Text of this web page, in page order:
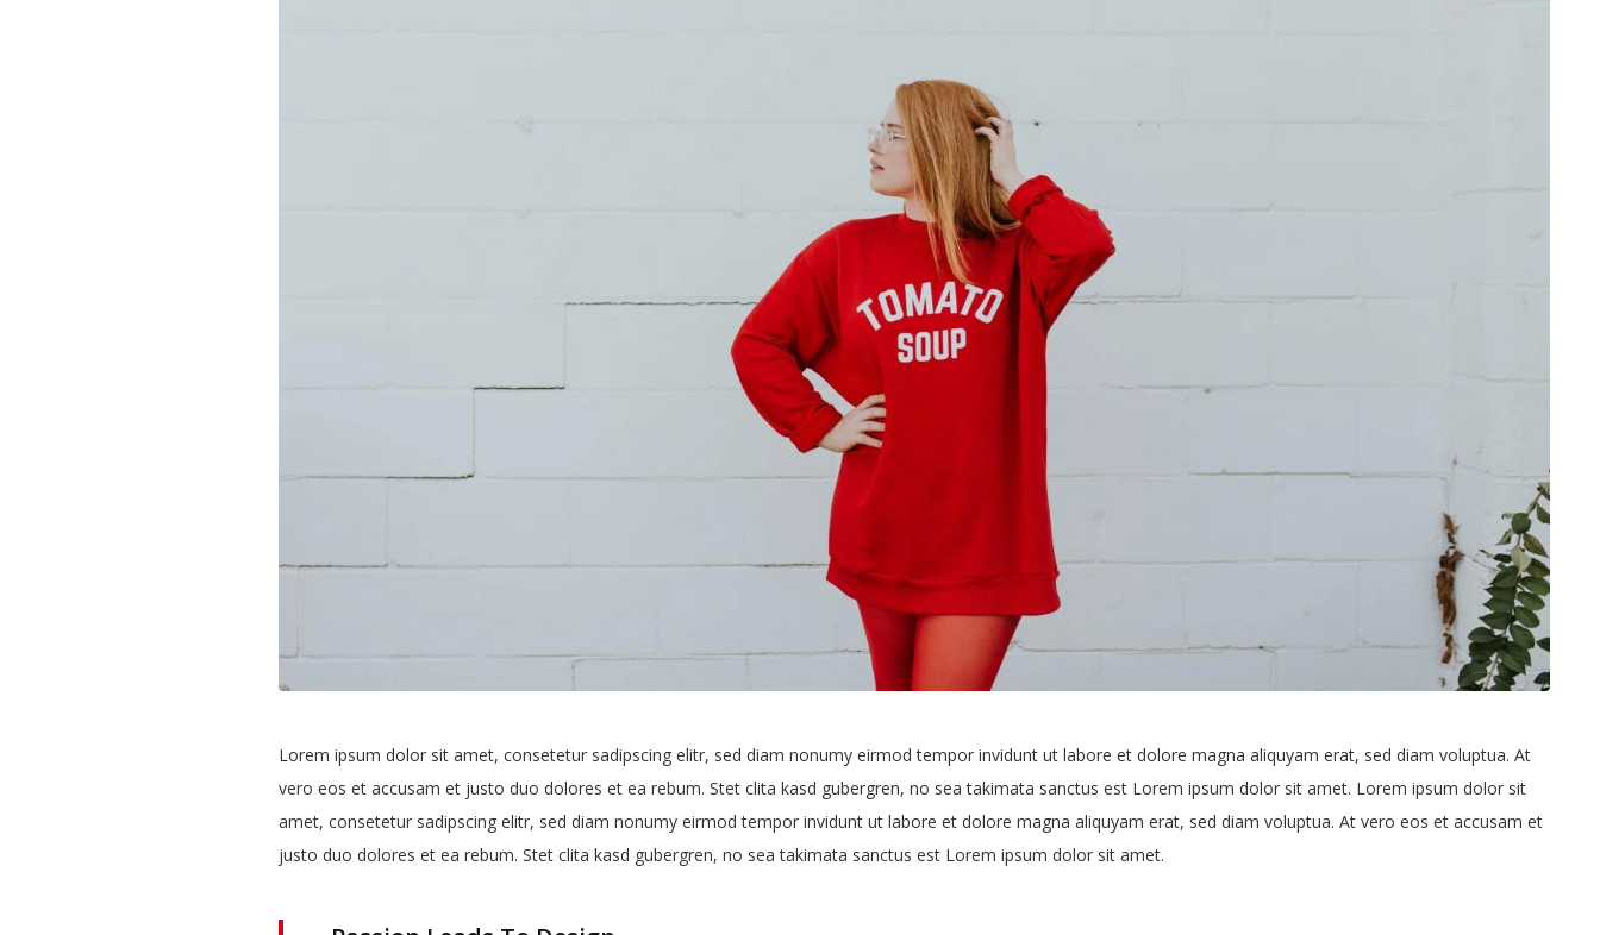
Lorem ipsum dolor sit amet, consetetur sadipscing elitr, sed diam nonumy eirmod tempor invidunt ut labore et dolore magna aliquyam erat, sed diam voluptua. At
vero eos et accusam et justo duo dolores et ea rebum. Stet clita kasd gubergren, no sea takimata sanctus est Lorem ipsum dolor sit amet. Lorem ipsum dolor sit
amet, consetetur sadipscing elitr, sed diam nonumy eirmod tempor invidunt ut labore et dolore magna aliquyam erat, sed diam voluptua. At vero eos et accusam et
justo duo dolores et ea rebum. Stet clita kasd gubergren, no sea takimata sanctus est Lorem ipsum dolor sit amet.